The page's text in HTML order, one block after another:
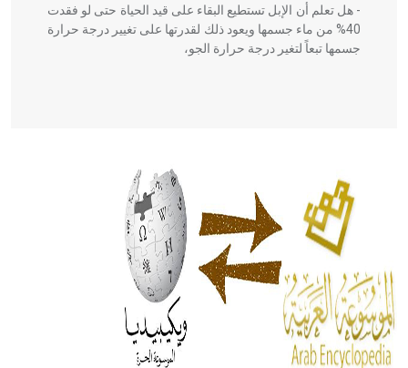
- هل تعلم أن الإبل تستطيع البقاء على قيد الحياة حتى لو فقدت
40% من ماء جسمها ويعود ذلك لقدرتها على تغيير درجة حرارة
جسمها تبعاً لتغير درجة حرارة الجو،
الحكم، الأدلة، تنظيم التغذية، ورسالته في جروح الرأس. ويعود
له الفضل بأنه حرر الطب من الدين والفلسفة.
- هل تعلم أن المرجان إفراز حيواني يتكون في البحر ويتركب
من مادة كربونات الكلسيوم، وهو أحمر أو شديد الحمرة وهو
أجود أنواعه، ويمتاز بكبر الحجم ويسمى الش